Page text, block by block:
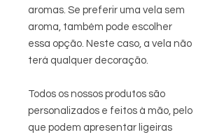
aromas. Se preferir uma vela sem
aroma, também pode escolher
essa opção. Neste caso, a vela não
terá qualquer decoração.
Todos os nossos produtos são
personalizados e feitos à mão, pelo
que podem apresentar ligeiras